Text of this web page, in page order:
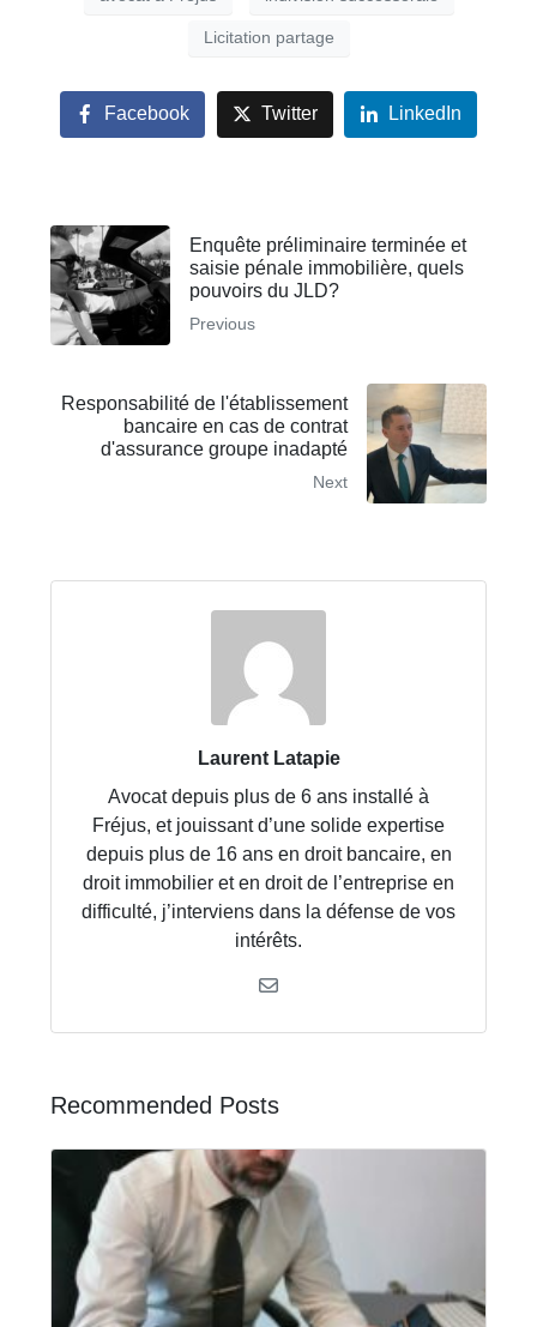
Licitation partage
Facebook Twitter LinkedIn
Enquête préliminaire terminée et
saisie pénale immobilière, quels
pouvoirs du JLD?
Previous
Responsabilité de l'établissement
bancaire en cas de contrat
d'assurance groupe inadapté
Next
Laurent Latapie
Avocat depuis plus de 6 ans installé à
Fréjus, et jouissant d’une solide expertise
depuis plus de 16 ans en droit bancaire, en
droit immobilier et en droit de l’entreprise en
difficulté, j’interviens dans la défense de vos
intérêts.
Recommended Posts